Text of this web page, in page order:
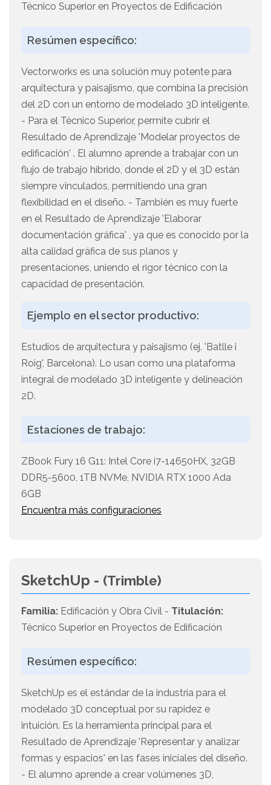
Técnico Superior en Proyectos de Edificación
Resúmen específico:
Vectorworks es una solución muy potente para
arquitectura y paisajismo, que combina la precisión
del 2D con un entorno de modelado 3D inteligente.
- Para el Técnico Superior, permite cubrir el
Resultado de Aprendizaje 'Modelar proyectos de
edificación' . El alumno aprende a trabajar con un
flujo de trabajo híbrido, donde el 2D y el 3D están
siempre vinculados, permitiendo una gran
flexibilidad en el diseño. - También es muy fuerte
en el Resultado de Aprendizaje 'Elaborar
documentación gráfica' , ya que es conocido por la
alta calidad gráfica de sus planos y
presentaciones, uniendo el rigor técnico con la
capacidad de presentación.
Ejemplo en el sector productivo:
Estudios de arquitectura y paisajismo (ej. 'Batlle i
Roig', Barcelona). Lo usan como una plataforma
integral de modelado 3D inteligente y delineación
2D.
Estaciones de trabajo:
ZBook Fury 16 G11: Intel Core i7-14650HX, 32GB
DDR5-5600, 1TB NVMe, NVIDIA RTX 1000 Ada
6GB
Encuentra más configuraciones
SketchUp - (Trimble)
Familia: Edificación y Obra Civil - Titulación:
Técnico Superior en Proyectos de Edificación
Resúmen específico:
SketchUp es el estándar de la industria para el
modelado 3D conceptual por su rapidez e
intuición. Es la herramienta principal para el
Resultado de Aprendizaje 'Representar y analizar
formas y espacios' en las fases iniciales del diseño.
- El alumno aprende a crear volúmenes 3D,